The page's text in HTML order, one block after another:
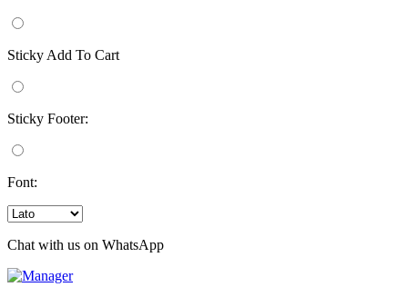
Sticky Add To Cart
Sticky Footer:
Font:
Chat with us on WhatsApp